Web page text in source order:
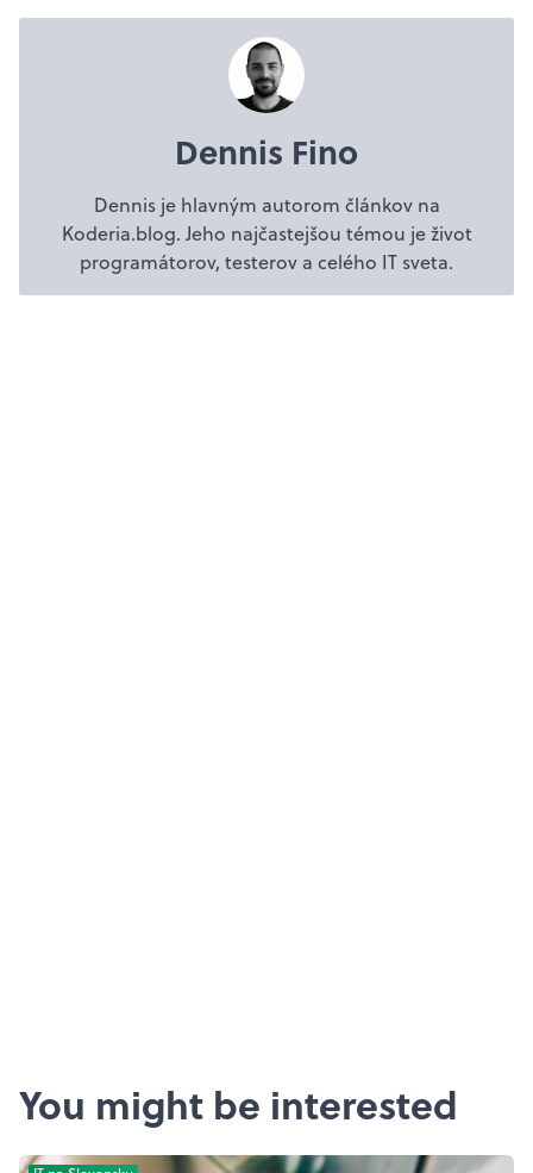
Dennis Fino
Dennis je hlavným autorom článkov na
Koderia.blog. Jeho najčastejšou témou je život
programátorov, testerov a celého IT sveta.
You might be interested